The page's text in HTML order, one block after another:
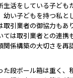
生活をしている子ども
幼い子どもを持つ私と
取引業者の御協力もあ
ては取引業者との連携
関係構築の大切さを再
段ボール箱は重く、